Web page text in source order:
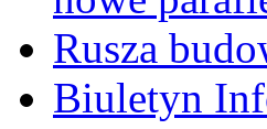
Rusza
Biuletyn